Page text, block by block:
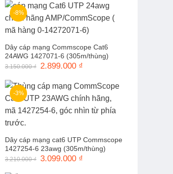
-8%
Dây cáp mạng Commscope Cat6
24AWG 1427071-6 (305m/thùng)
3.150.000₫
Giá
3.150.000 ₫.
2.899.000 ₫
là:
2.899.000 ₫.
-3%
Dây cáp mạng cat6 UTP Commscope
1427254-6 23awg (305m/thùng)
3.210.000₫
Giá
3.099.000 ₫